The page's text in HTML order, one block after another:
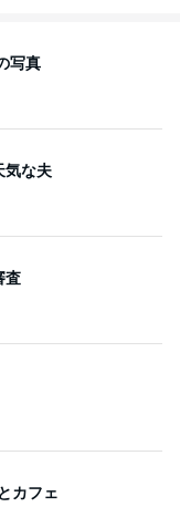
写真
気な夫
査
カフェ